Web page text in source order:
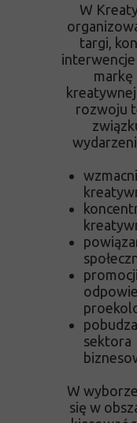
W
targi,
markę
rozwoju
W
się w